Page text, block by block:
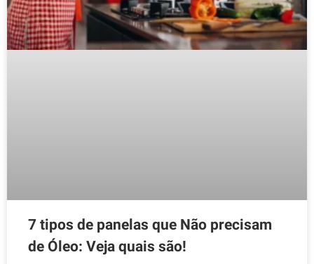
7 tipos de panelas que Não precisam
de Óleo: Veja quais são!